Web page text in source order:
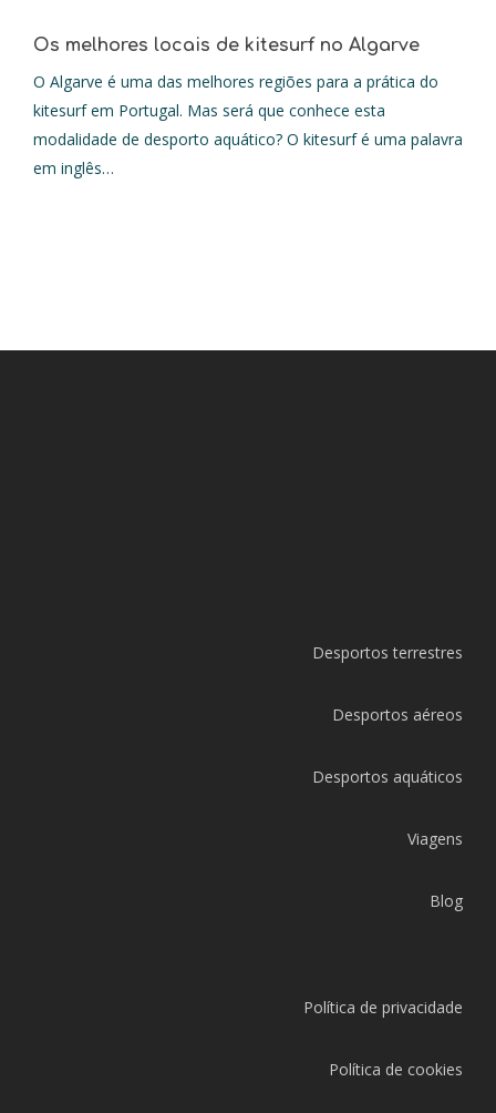
Os melhores locais de kitesurf no Algarve
O Algarve é uma das melhores regiões para a prática do
kitesurf em Portugal. Mas será que conhece esta
modalidade de desporto aquático? O kitesurf é uma palavra
em inglês…
Desportos terrestres
Desportos aéreos
Desportos aquáticos
Viagens
Blog
Política de privacidade
Política de cookies